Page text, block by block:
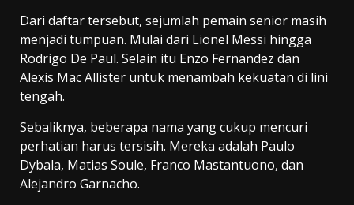
Dari daftar tersebut, sejumlah pemain senior masih
menjadi tumpuan. Mulai dari Lionel Messi hingga
Rodrigo De Paul. Selain itu Enzo Fernandez dan
Alexis Mac Allister untuk menambah kekuatan di lini
tengah.
Sebaliknya, beberapa nama yang cukup mencuri
perhatian harus tersisih. Mereka adalah Paulo
Dybala, Matias Soule, Franco Mastantuono, dan
Alejandro Garnacho.